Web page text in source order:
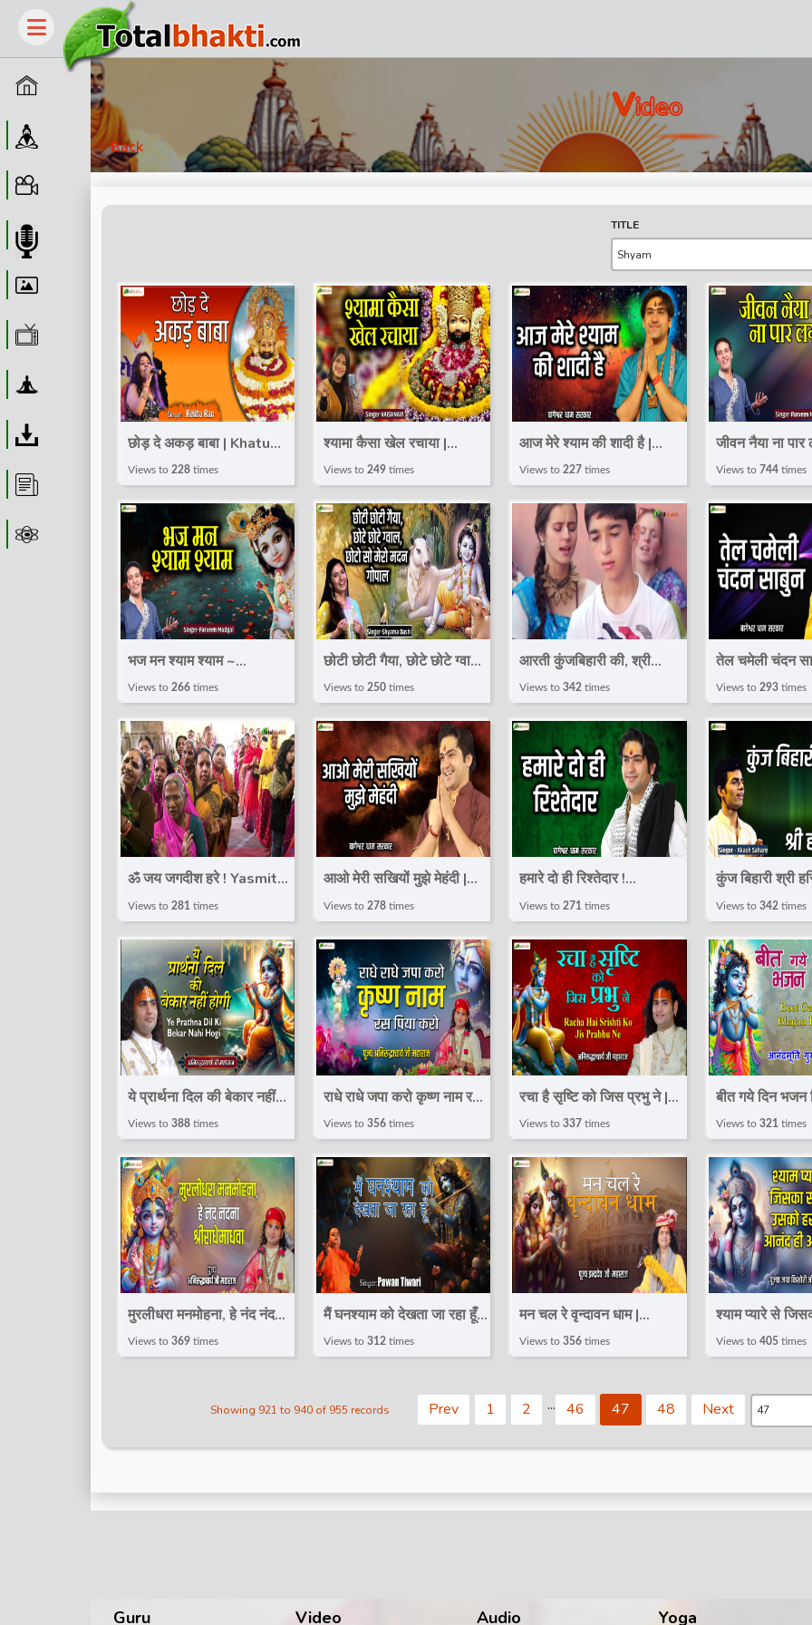
Home
Guru
Wallpaper
Download
VIdeo
Back
TITLE
छोड़ दे अकड़ बाबा | Khatu
Shyam Bhajan | REKHA
RAO
|@TotalBhaktiVideo
Views to 228 times
श्यामा कैसा खेल रचाया |
SHYAM BHAJAN |
VAISHNAVI
|@TotalBhaktiVideo
Views to249 times
आज मेरे श्याम की शादी है |
Bageshwar Dham
Sarkar | Krishna Bhajan
2023 ! Shri Shyam
Bhajan
Views to227 times
जीवन नैया ना
Naiya Na Paar
Parveen
Krishna
Radhe
Views to 744times
भज मन श्याम श्याम ~
Parveen Mudgal !! Shri
Krishna Bhajan ||
@TotalBhaktiVideo
Views to 266 times
छोटी छोटी गैया, छोटे छोटे ग्वाल,
छोटो सो मेरो मदन गोपाल !
Shyama Dashi || Krishna
Bhajan 2023
Views to250 times
आरती कुंजबिहारी की, श्री
गिरिधर कृष्ण मुरारी की !
Kaustubh Pare || Krishna
Aarti
Views to342 times
तेल चमेली चंदन
कोई ना परमानेंट !
Bageshwar
Sarkar !
Views to 293times
ॐ जय जगदीश हरे ! Yasmit
Kashyap ! Shri Vishnu
Aarti ! Lord Vishnu |
@TotalBhaktiVideo
Views to 281 times
आओ मेरी सखियों मुझे मेहंदी |
Bageshwar Dham
Sarkar | Shyam Bhajan
2023
Views to278 times
हमारे दो ही रिश्तेदार !
Bageshwar Dham
Sarkar ! Radha Rani
Bhajan 2023
Views to271 times
कुंज बिहारी श्री
आकाश सहारे !
Bhajan 2023 !
Views to 342times
ये प्रार्थना दिल की बेकार नहीं
होगी | Krishna Bhajan |
Aniruddhacharya Ji
Maharaj~Shyam Bhajan
2025
Views to 388 times
राधे राधे जपा करो कृष्ण नाम रस
पिया करो | Shri Krishna
Bhajan 2024 | Shri
Aniruddhacharya Ji
Maharaj
Views to356 times
रचा है सृष्टि को जिस प्रभु ने |
Shri Krishna Bhajan |
Aniruddhacharya Ji
Maharaj~Shyam Bhajan
2025
Views to337 times
बीत गये दिन भजन
Krishna
Anandmurti
Shyam Bhajan
Views to 321 times
मुरलीधरा मनमोहना, हे नंद नंदना
श्रीराधेमाधवा |
Maharaj | Shri Krishna
Views to 369 times
मैं घनश्याम को देखता जा रहा हूँ |
Pawan Tiwari | latest
Krishna
Views to312 times
मन चल रे वृन्दावन धाम |
Krishna Bhajan |
Shyam Bhajan 2025
Views to356 times
श्याम प्यारे से
उसको हर घड़ी
Views to 405times
Showing 921 to 940 of 955 records Prev 1 2 ... 46 47 48 Next
Guru Video Audio Yoga